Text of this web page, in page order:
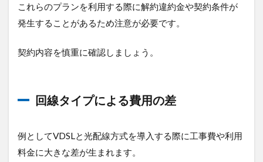
これらのプランを利用する際に解約違約金や契約条件が
発生することがあるため注意が必要です。
契約内容を慎重に確認しましょう。
回線タイプによる費用の差
例としてVDSLと光配線方式を導入する際に工事費や利用
料金に大きな差が生まれます。